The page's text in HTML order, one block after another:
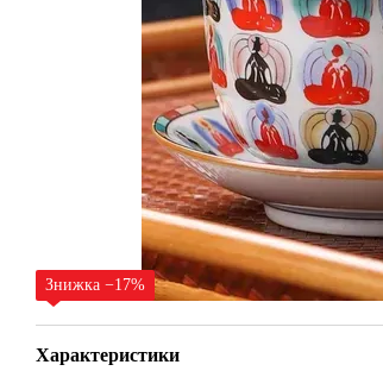
Знижка −17%
Характеристики